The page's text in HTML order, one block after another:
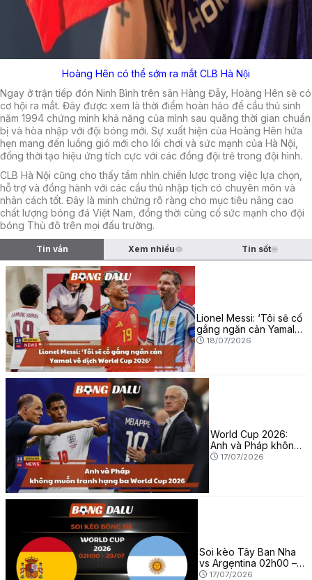
Hoàng Hên có thể sớm ra mắt CLB Hà Nội
Ngay ở trận tiếp đón Ninh Bình trên sân Hàng Đẫy, Hoàng Hên sẽ có
cơ hội ra mắt. Đây được xem là thời điểm hoàn hảo để cầu thủ sinh
năm 1994 chứng minh khả năng của mình sau quãng thời gian chuẩn
bị và hòa nhập với đội bóng mới. Sự xuất hiện của Hoàng Hên hứa
hẹn mang đến luồng gió mới cho lối chơi và sức mạnh của Hà Nội,
đồng thời tạo hiệu ứng tích cực với các đồng đội trẻ trong đội hình.
CLB Hà Nội cũng cho thấy tầm nhìn chiến lược trong việc lựa chọn,
hỗ trợ và đồng hành với các cầu thủ nhập tịch có chuyên môn và
nhân cách tốt. Đây là minh chứng rõ ràng cho mục tiêu nâng cao
chất lượng bóng đá Việt Nam, đồng thời củng cố sức mạnh cho đội
bóng Thủ đô trên mọi đấu trường.
Tin vắn Xem nhiều Tin sốt
Lionel Messi: ‘Tôi sẽ cố
gắng ngăn cản Yamal
vô địch World Cup
18/07/2026
World Cup 2026:
Anh và Pháp không
muốn tranh hạng ba
17/07/2026
Soi kèo Tây Ban Nha
vs Argentina 02h00 –
20/07 | World Cup
17/07/2026